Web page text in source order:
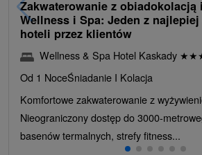
Zakwaterowanie z obiadokolacją
Wellness i Spa: Jeden z
hoteli przez klientów
Wellness & Spa Hotel Kaskady ★★
Od 1 NoceŚniadanie I Kolacja
Komfortowe zakwaterowanie z
Nieograniczony dostęp do 3000-
basenów termalnych, strefy fitness...